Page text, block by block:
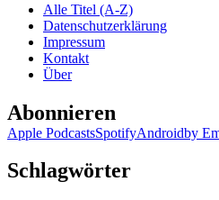
Der
Alle Titel (A-Z)
Datenschutzerklärung
Impressum
Kontakt
Über
Abonnieren
Apple PodcastsSpotifyAndroidby
Schlagwörter